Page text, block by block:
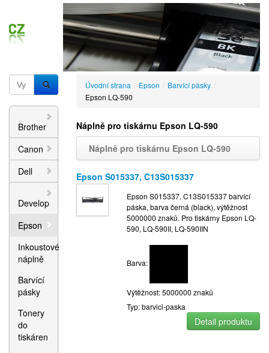
Brother
Canon
Dell
Develop
Epson
Inkoustové
náplně
Barvící
pásky
Tonery
do
tiskáren
Úvodní strana / Epson / Barvící pásky /
Epson LQ-590
Náplně pro tiskárnu Epson LQ-590
Náplně pro tiskárnu Epson LQ-590
Epson S015337, C13S015337
Epson S015337, C13S015337 barvící
páska, barva černá (black), výtěžnost
5000000 znaků. Pro tiskárny Epson LQ-
590, LQ-590II, LQ-590IIN
Barva:
Výtěžnost: 5000000 znaků
Typ: barvici-paska
Detail produktu